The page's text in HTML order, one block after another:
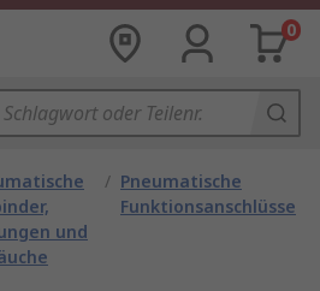
0
und
/ Pneumatische
Funktionsanschlüsse